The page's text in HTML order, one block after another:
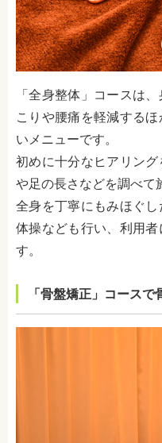
「全身整体」コースは
こりや腰痛を軽減する
いメニューです。
初めに十分なヒアリン
や足の長さなどを調べて
全身を丁寧にもみほぐ
体操なども行い、利用
す。
「骨盤矯正」コース